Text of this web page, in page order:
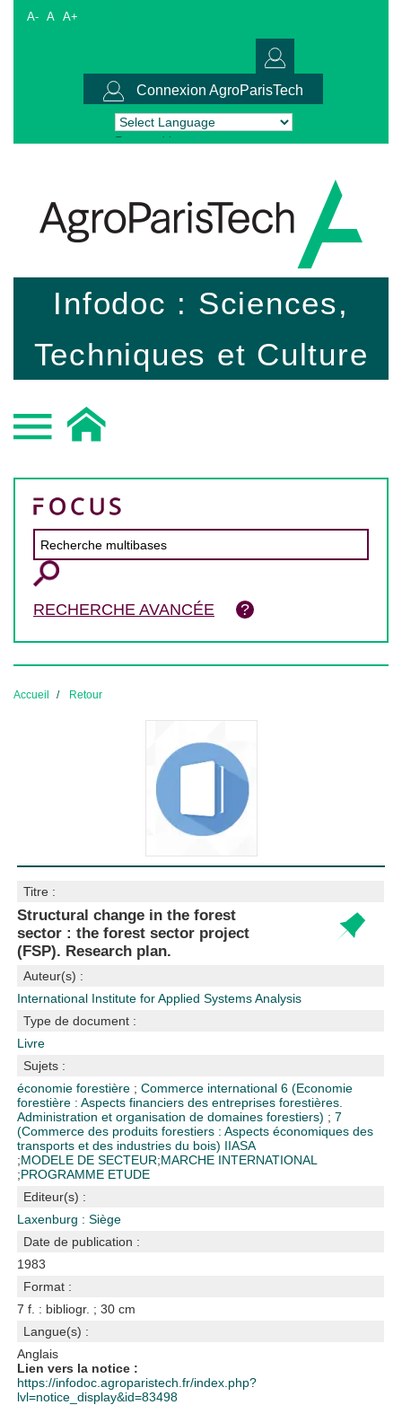
A- A A+
Connexion AgroParisTech
Powered by Translate
Infodoc : Sciences,
Techniques et Culture
RECHERCHE AVANCÉE
Accueil Retour
Titre :
Structural change in the forest
sector : the forest sector project
(FSP). Research plan.
Auteur(s) :
International Institute for Applied Systems Analysis
Type de document :
Livre
Sujets :
économie forestière ;Commerce international6 (Economie
forestière : Aspects financiers des entreprises forestières.
Administration et organisation de domaines forestiers) ;7
(Commerce des produits forestiers : Aspects économiques des
transports et des industries du bois) IIASA
;MODELE DE SECTEUR;MARCHE INTERNATIONAL
;PROGRAMME ETUDE
Editeur(s) :
Laxenburg : Siège
Date de publication :
1983
Format :
7 f. : bibliogr. ; 30 cm
Langue(s) :
Anglais
Lien vers la notice :
https://infodoc.agroparistech.fr/index.php?
lvl=notice_display&id=83498